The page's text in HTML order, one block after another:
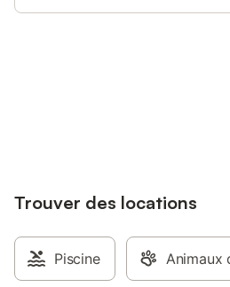
Trouver des locations
Piscine Animaux